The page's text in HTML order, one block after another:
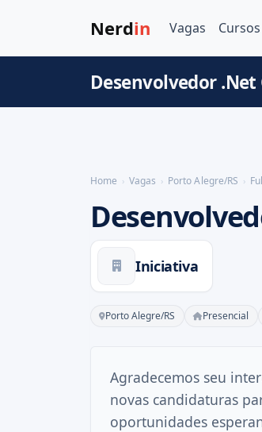
Nerdin Vagas Cursos
Desenvolvedor .Net
Home Vagas Porto Alegre/RS
Iniciativa
Porto Alegre/RS Presencial
Agradecemos seu
novas candidaturas
oportunidades